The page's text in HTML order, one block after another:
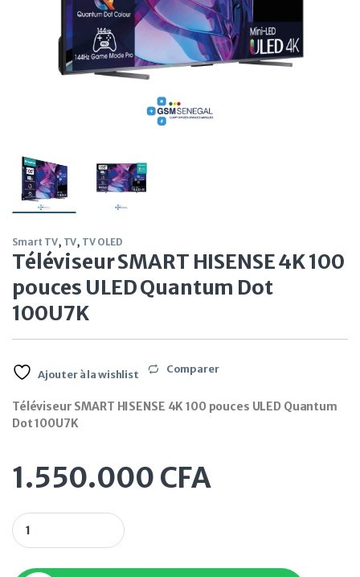
Smart TV, TV, TV OLED
Téléviseur SMART HISENSE 4K 100
pouces ULED Quantum Dot
100U7K
Ajouter à la wishlist Comparer
Téléviseur SMART HISENSE 4K 100 pouces ULED Quantum
Dot 100U7K
1.550.000 CFA
Téléviseur SMART HISENSE 4K 100 pouces ULED Quantum